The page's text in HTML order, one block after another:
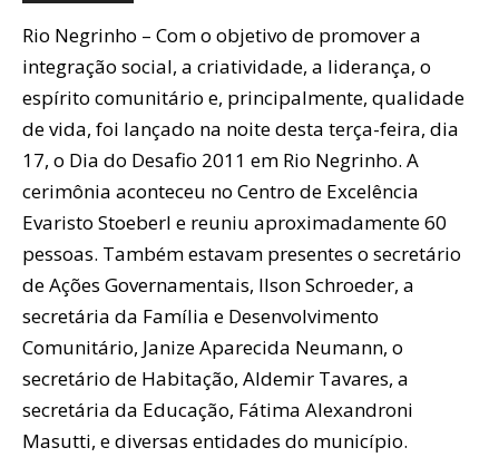
Rio Negrinho – Com o objetivo de promover a
integração social, a criatividade, a liderança, o
espírito comunitário e, principalmente, qualidade
de vida, foi lançado na noite desta terça-feira, dia
17, o Dia do Desafio 2011 em Rio Negrinho. A
cerimônia aconteceu no Centro de Excelência
Evaristo Stoeberl e reuniu aproximadamente 60
pessoas. Também estavam presentes o secretário
de Ações Governamentais, Ilson Schroeder, a
secretária da Família e Desenvolvimento
Comunitário, Janize Aparecida Neumann, o
secretário de Habitação, Aldemir Tavares, a
secretária da Educação, Fátima Alexandroni
Masutti, e diversas entidades do município.